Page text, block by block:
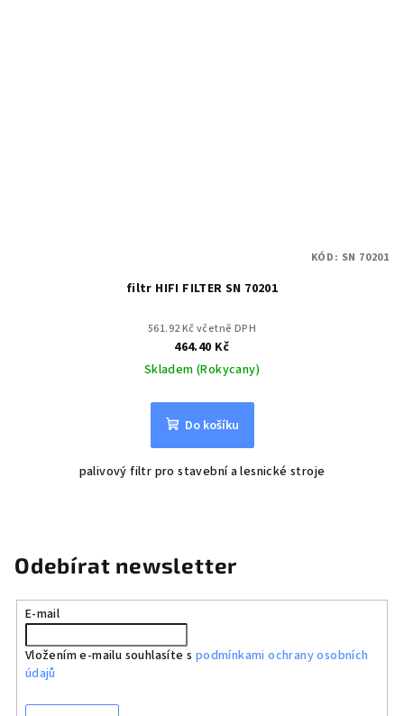
filtr HIFI FILTER SN 70201
561.92 Kč včetně DPH
464.40 Kč
Skladem (Rokycany)
Do košíku
palivový filtr pro stavební a lesnické stroje
KÓD: SN 70201
Odebírat newsletter
E-mail
Vložením e-mailu souhlasíte s podmínkami ochrany osobních
údajů